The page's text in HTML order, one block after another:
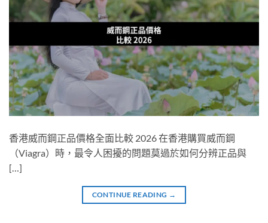
香港威而鋼正品價格全面比較 2026 在香港購買威而鋼
（Viagra）時，最令人困擾的問題莫過於如何分辨正品與
[…]
CONTINUE READING →